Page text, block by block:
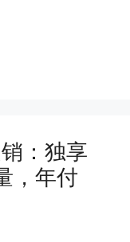
：独享
，年付